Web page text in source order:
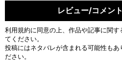
レビュー/コメン
利用規約に同意の上、作品や記事に関
てください。
投稿にはネタバレが含まれる可能性もあ
ださい。